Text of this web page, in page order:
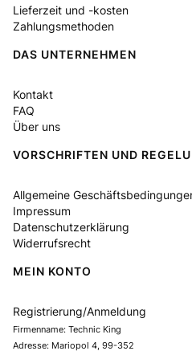
Lieferzeit und -kosten
Zahlungsmethoden
DAS UNTERNEHMEN
Kontakt
FAQ
Über uns
VORSCHRIFTEN UND
Allgemeine
Impressum
Datenschutzerklärung
Widerrufsrecht
MEIN KONTO
Registrierung/Anmeldung
Firmenname: Technic King
Adresse: Mariopol 4, 99-352